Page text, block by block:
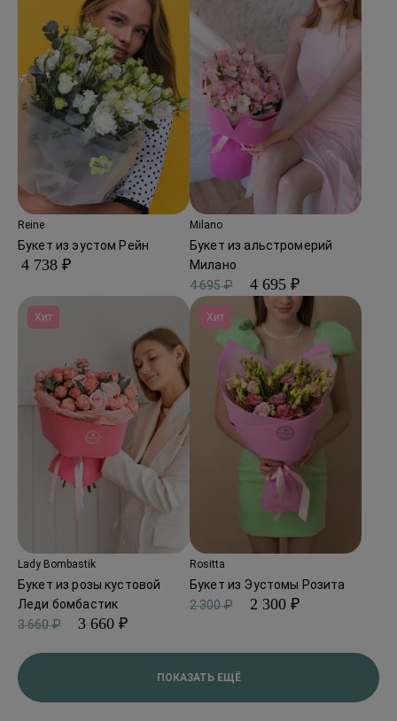
Reine
Букет из эустом Рейн
4 738 ₽
Milano
Букет из альстромерий
Милано
4 695 ₽
4 695 ₽
Хит
Lady Bombastik
Букет из розы кустовой
Леди бомбастик
3 660 ₽
3 660 ₽
Хит
Rositta
Букет из Эустомы Розита
2 300 ₽
2 300 ₽
ПОКАЗАТЬ ЕЩЁ